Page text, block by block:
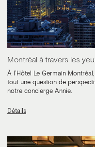
Montréal à travers les
À l’Hôtel Le Germain
tout une question de
notre concierge Annie.
Détails